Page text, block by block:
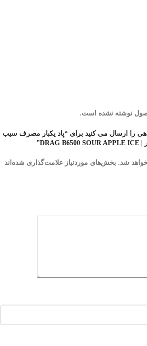
نوشته نشده است.
را ارسال می کنید برای “پاد یکبار مصرف سیب
شد. بخش‌های موردنیاز علامت‌گذاری شده‌اند